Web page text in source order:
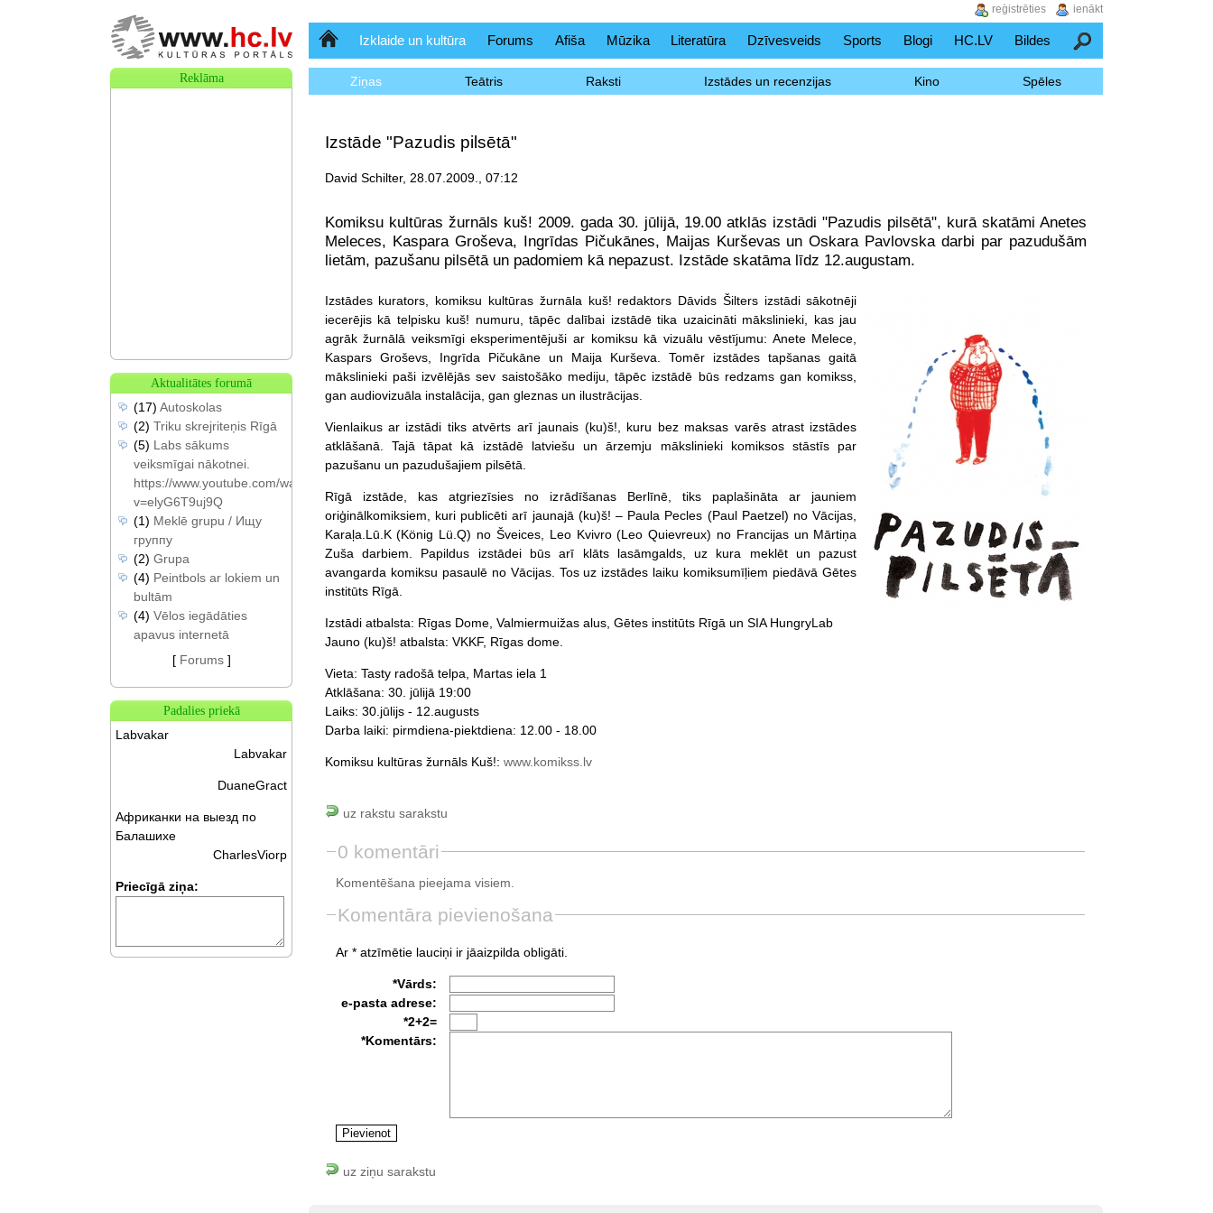
SākumlapaIzklaide un kultūra Forums Afiša Mūzika Literatūra Dzīvesveids Sports Blogi HC.LV Bildes Meklēšana
Ziņas Teātris Raksti Izstādes un recenzijas Kino Spēles
Izstāde "Pazudis pilsētā"
David Schilter, 28.07.2009., 07:12
Komiksu kultūras žurnāls kuš! 2009. gada 30. jūlijā, 19.00 atklās izstādi "Pazudis pilsētā", kurā skatāmi Anetes
Meleces, Kaspara Groševa, Ingrīdas Pičukānes, Maijas Kurševas un Oskara Pavlovska darbi par pazudušām
lietām, pazušanu pilsētā un padomiem kā nepazust. Izstāde skatāma līdz 12.augustam.
Izstādes kurators, komiksu kultūras žurnāla kuš! redaktors Dāvids Šilters izstādi sākotnēji
iecerējis kā telpisku kuš! numuru, tāpēc dalībai izstādē tika uzaicināti mākslinieki, kas jau
agrāk žurnālā veiksmīgi eksperimentējuši ar komiksu kā vizuālu vēstījumu: Anete Melece,
Kaspars Groševs, Ingrīda Pičukāne un Maija Kurševa. Tomēr izstādes tapšanas gaitā
mākslinieki paši izvēlējās sev saistošāko mediju, tāpēc izstādē būs redzams gan komikss,
gan audiovizuāla instalācija, gan gleznas un ilustrācijas.
Vienlaikus ar izstādi tiks atvērts arī jaunais (ku)š!, kuru bez maksas varēs atrast izstādes
atklāšanā. Tajā tāpat kā izstādē latviešu un ārzemju mākslinieki komiksos stāstīs par
pazušanu un pazudušajiem pilsētā.
Rīgā izstāde, kas atgriezīsies no izrādīšanas Berlīnē, tiks paplašināta ar jauniem
oriģinālkomiksiem, kuri publicēti arī jaunajā (ku)š! – Paula Pecles (Paul Paetzel) no Vācijas,
Karaļa.Lū.K (König Lü.Q) no Šveices, Leo Kvivro (Leo Quievreux) no Francijas un Mārtiņa
Zuša darbiem. Papildus izstādei būs arī klāts lasāmgalds, uz kura meklēt un pazust
avangarda komiksu pasaulē no Vācijas. Tos uz izstādes laiku komiksumīļiem piedāvā Gētes
institūts Rīgā.
Izstādi atbalsta: Rīgas Dome, Valmiermuižas alus, Gētes institūts Rīgā un SIA HungryLab
Jauno (ku)š! atbalsta: VKKF, Rīgas dome.
Vieta: Tasty radošā telpa, Martas iela 1
Atklāšana: 30. jūlijā 19:00
Laiks: 30.jūlijs - 12.augusts
Darba laiki: pirmdiena-piektdiena: 12.00 - 18.00
Komiksu kultūras žurnāls Kuš!: www.komikss.lv
uz rakstu sarakstu
0 komentāri
Komentēšana pieejama visiem.
Komentāra pievienošana
Ar * atzīmētie lauciņi ir jāaizpilda obligāti.
*Vārds:
e-pasta adrese:
*2+2=
*Komentārs:
uz ziņu sarakstu
Reklāma
Aktualitātes forumā
(17) Autoskolas
(2) Triku skrejriteņis Rīgā
(5) Labs sākums
veiksmīgai nākotnei.
https://www.youtube.com/watch?
v=elyG6T9uj9Q
(1) Meklē grupu / Ищу
группу
(2) Grupa
(4) Peintbols ar lokiem un
bultām
(4) Vēlos iegādāties
apavus internetā
[ Forums]
Padalies priekā
Labvakar
Labvakar
DuaneGract
Африканки на выезд по
Балашихе
CharlesViorp
Priecīgā ziņa:
ienākt
reģistrēties